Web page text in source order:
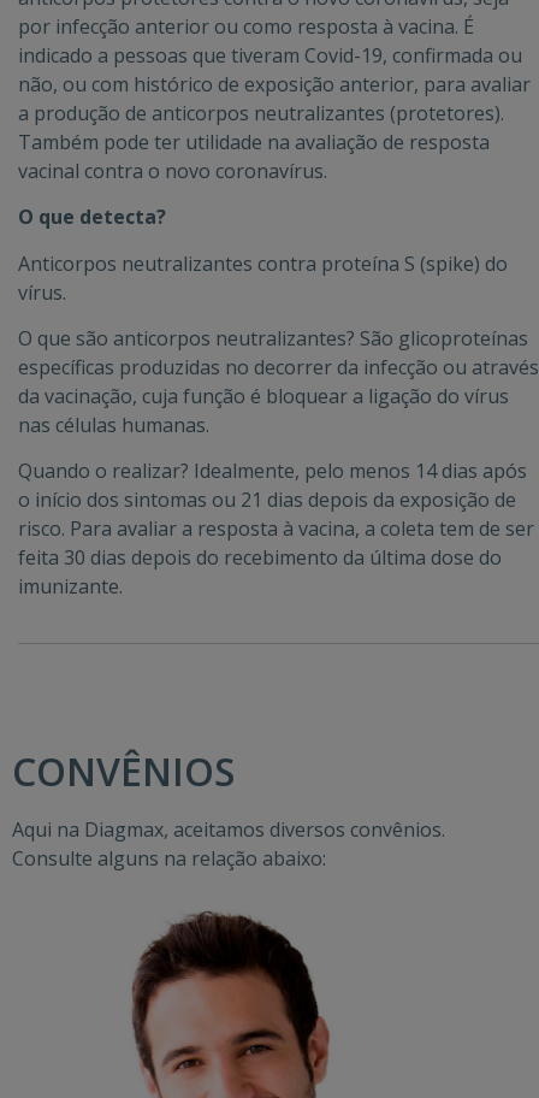
por infecção anterior ou como resposta à vacina. É
indicado a pessoas que tiveram Covid-19, confirmada ou
não, ou com histórico de exposição anterior, para avaliar
a produção de anticorpos neutralizantes (protetores).
Também pode ter utilidade na avaliação de resposta
vacinal contra o novo coronavírus.
O que detecta?
Anticorpos neutralizantes contra proteína S (spike) do
vírus.
O que são anticorpos neutralizantes? São glicoproteínas
específicas produzidas no decorrer da infecção ou através
da vacinação, cuja função é bloquear a ligação do vírus
nas células humanas.
Quando o realizar? Idealmente, pelo menos 14 dias após
o início dos sintomas ou 21 dias depois da exposição de
risco. Para avaliar a resposta à vacina, a coleta tem de ser
feita 30 dias depois do recebimento da última dose do
imunizante.
CONVÊNIOS
Aqui na Diagmax, aceitamos diversos convênios.
Consulte alguns na relação abaixo: